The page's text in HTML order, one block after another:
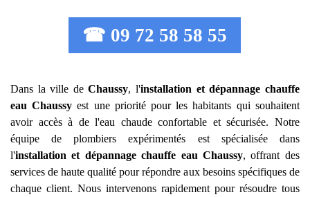
☎ 09 72 58 58 55
Dans la ville deChaussy, l'installation et dépannage chauffe
eau Chaussy est une priorité pour les habitants qui souhaitent
avoir accès à de l'eau chaude confortable et sécurisée. Notre
équipe de plombiers expérimentés est spécialisée dans
l'installation et dépannage chauffe eau Chaussy, offrant des
services de haute qualité pour répondre aux besoins spécifiques de
chaque client. Nous intervenons rapidement pour résoudre tous